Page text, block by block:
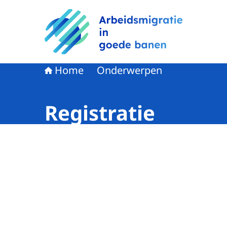
Naar de homepage van Arbeidsmigratie in
Home Onderwerpen
Registratie